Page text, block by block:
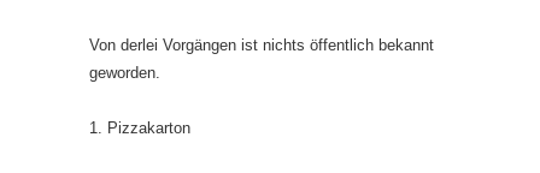
Von derlei Vorgängen ist nichts öffentlich bekannt
geworden.
1. Pizzakarton